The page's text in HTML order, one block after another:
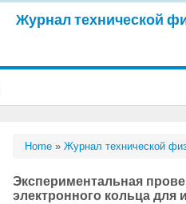
Журнал технической
Home »Журнал технической
Экспериментальная
электронного кольца для